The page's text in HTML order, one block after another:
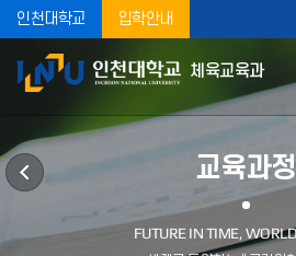
인천대학교 입학안내
체육교육과
교육과정